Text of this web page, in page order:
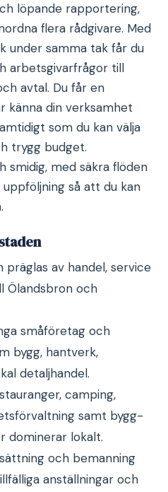
löpande rapportering,
flera rådgivare. Med
under samma tak får du
arbetsgivarfrågor till
avtal. Du får en
känna din verksamhet
som du kan välja
trygg budget.
smidig, med säkra flöden
så att du kan
präglas av handel, service
Ölandsbron och
småföretag och
bygg, hantverk,
detaljhandel.
camping,
samt bygg-
dominerar lokalt.
och bemanning
anställningar och